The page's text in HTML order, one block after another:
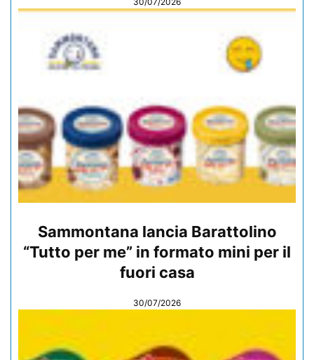
Sammontana lancia Barattolino
“Tutto per me” in formato mini per il
fuori casa
30/07/2026